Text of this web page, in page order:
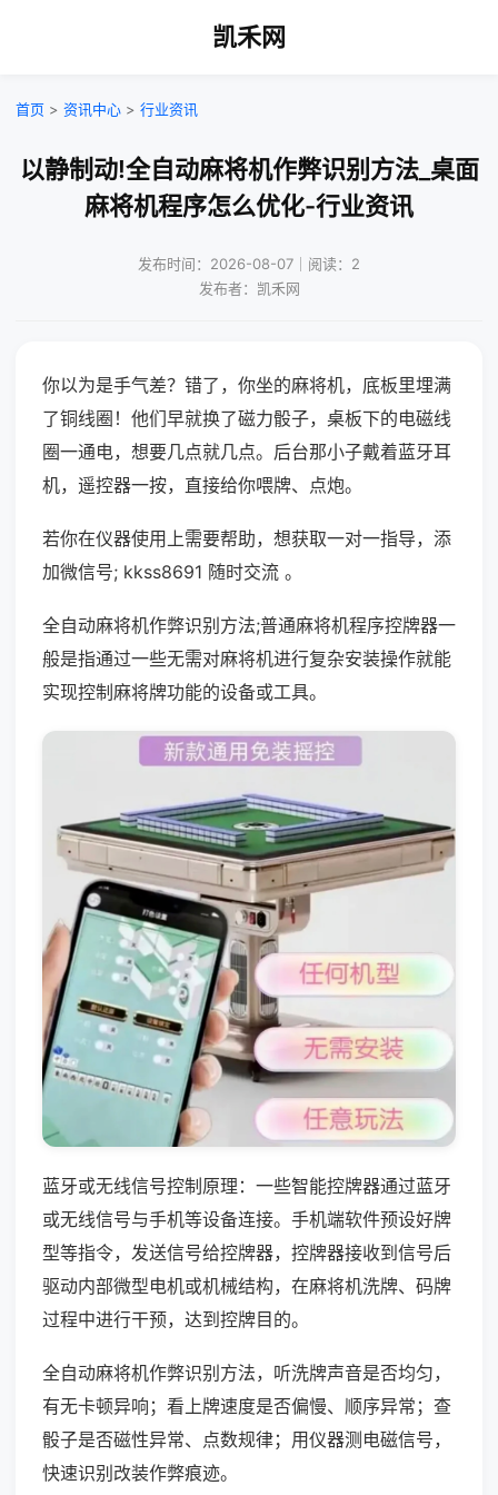
凯禾网
首页 > 资讯中心 > 行业资讯
以静制动!全自动麻将机作弊识别方法_桌面
麻将机程序怎么优化-行业资讯
发布时间：2026-08-07｜阅读：2
发布者：凯禾网
你以为是手气差？错了，你坐的麻将机，底板里埋满
了铜线圈！他们早就换了磁力骰子，桌板下的电磁线
圈一通电，想要几点就几点。后台那小子戴着蓝牙耳
机，遥控器一按，直接给你喂牌、点炮。
若你在仪器使用上需要帮助，想获取一对一指导，添
加微信号; kkss8691 随时交流 。
全自动麻将机作弊识别方法;普通麻将机程序控牌器一
般是指通过一些无需对麻将机进行复杂安装操作就能
实现控制麻将牌功能的设备或工具。
蓝牙或无线信号控制原理：一些智能控牌器通过蓝牙
或无线信号与手机等设备连接。手机端软件预设好牌
型等指令，发送信号给控牌器，控牌器接收到信号后
驱动内部微型电机或机械结构，在麻将机洗牌、码牌
过程中进行干预，达到控牌目的。
全自动麻将机作弊识别方法，听洗牌声音是否均匀，
有无卡顿异响；看上牌速度是否偏慢、顺序异常；查
骰子是否磁性异常、点数规律；用仪器测电磁信号，
快速识别改装作弊痕迹。